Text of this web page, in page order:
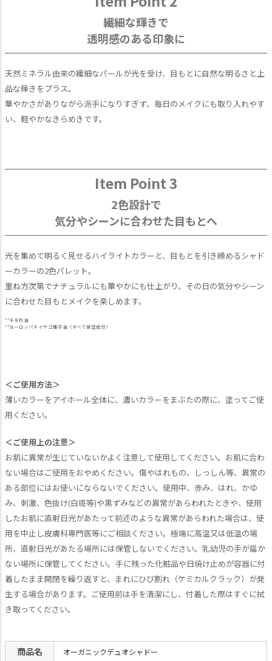
繊細な輝きで
透明感のある印象に
天然ミネラル由来の繊細なパールが光を受け、目もとに自然な明るさと上
品な輝きをプラス。
華やかさがありながら派手になりすぎず、毎日のメイクにも取り入れやす
い、軽やかなきらめきです。
Item Point 3
2色設計で
気分やシーンに合わせた目もとへ
光を集めて明るく見せるハイライトカラーと、目もとを引き締めるシャド
ーカラーの2色パレット。
重ね方次第でナチュラルにも華やかにも仕上がり、その日の気分やシーン
に合わせた目もとメイクを楽しめます。
*1 モモ核油
*2ヨーロッパキイチゴ種子油（すべて保湿成分）
＜ご使用方法＞
薄いカラーをアイホール全体に、濃いカラーをまぶたの際に、塗ってご使
用ください。
＜ご使用上の注意＞
お肌に異常が生じていないかよく注意して使用してください。お肌に合わ
ない場合はご使用をおやめください。傷やはれもの、しっしん等、異常の
ある部位にはお使いにならないでください。使用中、赤み、はれ、かゆ
み、刺激、色抜け(白斑等)や黒ずみなどの異常があらわれたときや、使用
したお肌に直射日光があたって前述のような異常があらわれた場合は、使
用を中止し皮膚科専門医等にご相談ください。極端に高温又は低温の場
所、直射日光があたる場所には保管しないでください。乳幼児の手が届か
ない場所に保管してください。手に残った化粧品や日焼け止めが容器に付
着したまま開閉を繰り返すと、まれにひび割れ（ケミカルクラック）が発
生する場合があります。ご使用前は手を清潔にし、付着した際はすぐに拭
き取ってください。
商品名 オーガニックデュオシャドー